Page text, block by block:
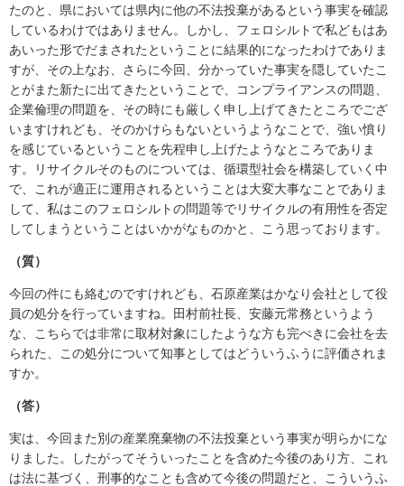
たのと、県においては県内に他の不法投棄があるという事実を確認
しているわけではありません。しかし、フェロシルトで私どもはあ
あいった形でだまされたということに結果的になったわけでありま
すが、その上なお、さらに今回、分かっていた事実を隠していたこ
とがまた新たに出てきたということで、コンプライアンスの問題、
企業倫理の問題を、その時にも厳しく申し上げてきたところでござ
いますけれども、そのかけらもないというようなことで、強い憤り
を感じているということを先程申し上げたようなところでありま
す。リサイクルそのものについては、循環型社会を構築していく中
で、これが適正に運用されるということは大変大事なことでありま
して、私はこのフェロシルトの問題等でリサイクルの有用性を否定
してしまうということはいかがなものかと、こう思っております。
（質）
今回の件にも絡むのですけれども、石原産業はかなり会社として役
員の処分を行っていますね。田村前社長、安藤元常務というよう
な、こちらでは非常に取材対象にしたような方も完ぺきに会社を去
られた、この処分について知事としてはどういうふうに評価されま
すか。
（答）
実は、今回また別の産業廃棄物の不法投棄という事実が明らかにな
りました。したがってそういったことを含めた今後のあり方、これ
は法に基づく、刑事的なことも含めて今後の問題だと、こういうふ